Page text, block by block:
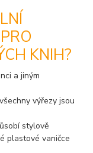
KNIH?
a jiným
výřezy jsou
stylově
plastové vaničce